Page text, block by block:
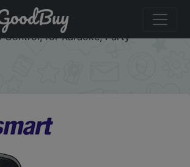
Tronsmart Halo 100 Speaker Halo
with 3-Way Sound System, Dual
Control, for Karaoke, Party